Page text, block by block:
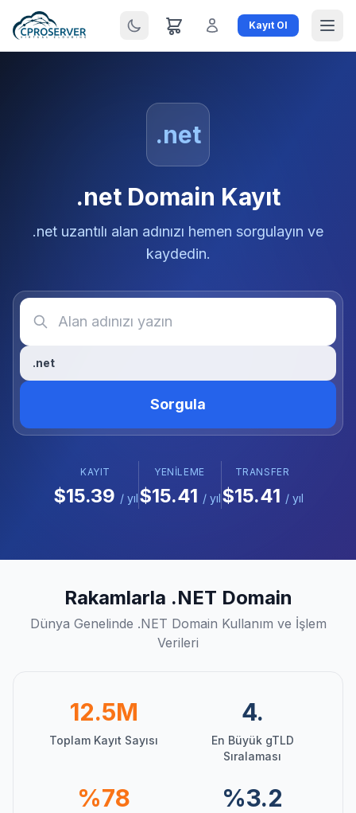
Kayıt Ol
.net
.net Domain Kayıt
.net uzantılı alan adınızı hemen sorgulayın ve
kaydedin.
.net
Sorgula
KAYIT
$15.39 / yıl
YENILEME
$15.41 / yıl
TRANSFER
$15.41 / yıl
Rakamlarla .NET Domain
Dünya Genelinde .NET Domain Kullanım ve İşlem
Verileri
12.5M
Toplam Kayıt Sayısı
4.
En Büyük gTLD
Sıralaması
%78 %3.2